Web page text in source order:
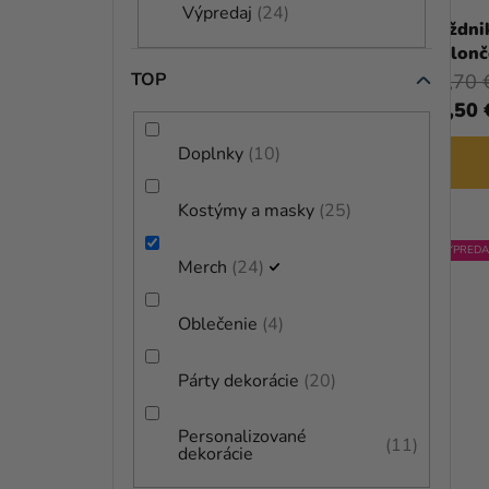
Výpredaj 24
TOP
Doplnky 10
Kostýmy a masky 25
Merch 24
Oblečenie 4
Párty dekorácie 20
Personalizované
dekorácie 11
U
K
Dáždnik - Wednesday
28,50 €
33,70 €
DO KOŠÍKA
28,50
33,70
VÝPREDAJ